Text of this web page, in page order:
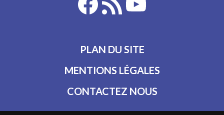
PLAN DU SITE
MENTIONS LÉGALES
CONTACTEZ NOUS